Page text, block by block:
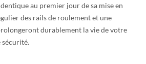
au premier jour de sa mise en
des rails de roulement et une
durablement la vie de votre
sécurité.